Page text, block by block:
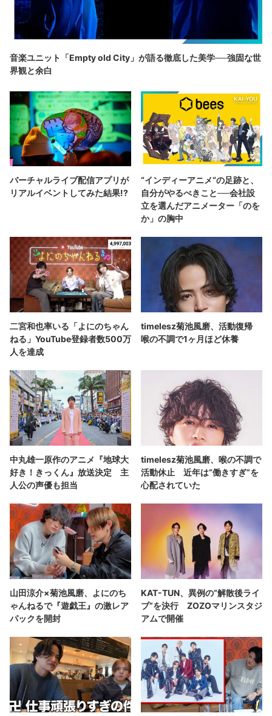
音楽ユニット「Empty old City」が語る徹底した美学──強固な世
界観と余白
バーチャルライブ配信アプリが
リアルイベントしてみた結果!?
“インディーアニメ“の足跡と、
自分がやるべきこと──会社設
立を選んだアニメーター「のを
か」の胸中
二宮和也率いる「よにのちゃん
ねる」YouTube登録者数500万
人を達成
timelesz菊池風磨、活動復帰
喉の不調で1ヶ月ほど休養
中丸雄一原作のアニメ『地球大
好き！きっくん』放送決定 主
人公の声優も担当
timelesz菊池風磨、喉の不調で
活動休止 近年は“働きすぎ”を
心配されていた
山田涼介×菊池風磨、よにのち
ゃんねるで『遊戯王』の激レア
パックを開封
KAT-TUN、異例の“解散後ライ
ブ”を決行 ZOZOマリンスタジ
アムで開催